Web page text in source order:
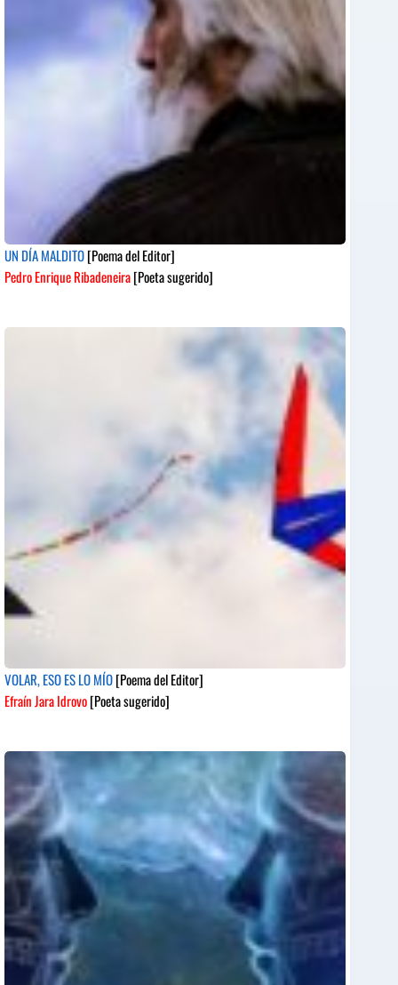
UN DÍA MALDITO[Poema del Editor]
Pedro Enrique Ribadeneira[Poeta sugerido]
VOLAR, ESO ES LO MÍO[Poema del Editor]
Efraín Jara Idrovo[Poeta sugerido]